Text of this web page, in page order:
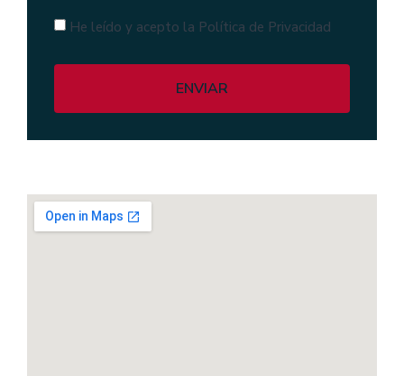
He leído y acepto la Política de Privacidad
ENVIAR